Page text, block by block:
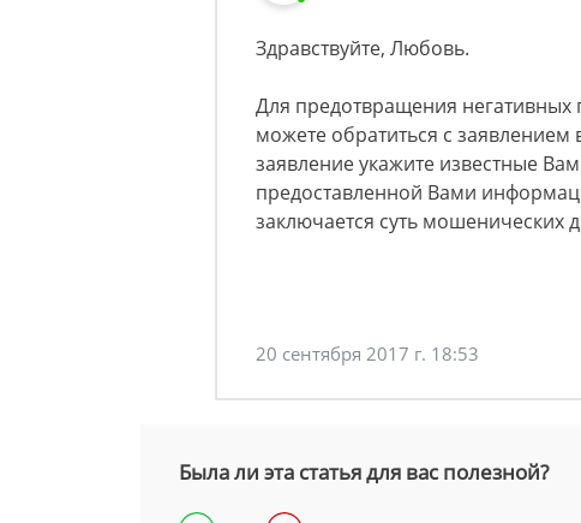
Здравствуйте, Любовь.
Для предотвращения негативных
можете обратиться с
заявление укажите известные
предоставленной Вами
заключается суть мошенических
20 сентября 2017 г. 18:53
Была ли эта статья для вас полезной?